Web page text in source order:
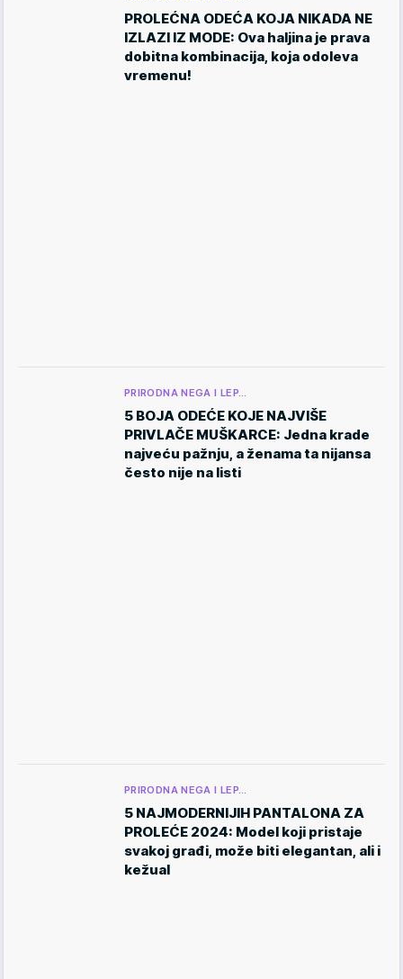
PROLEĆNA ODEĆA KOJA NIKADA NE
IZLAZI IZ MODE: Ova haljina je prava
dobitna kombinacija, koja odoleva
vremenu!
PRIRODNA NEGA I LEP…
5 BOJA ODEĆE KOJE NAJVIŠE
PRIVLAČE MUŠKARCE: Jedna krade
najveću pažnju, a ženama ta nijansa
često nije na listi
PRIRODNA NEGA I LEP…
5 NAJMODERNIJIH PANTALONA ZA
PROLEĆE 2024: Model koji pristaje
svakoj građi, može biti elegantan, ali i
kežual